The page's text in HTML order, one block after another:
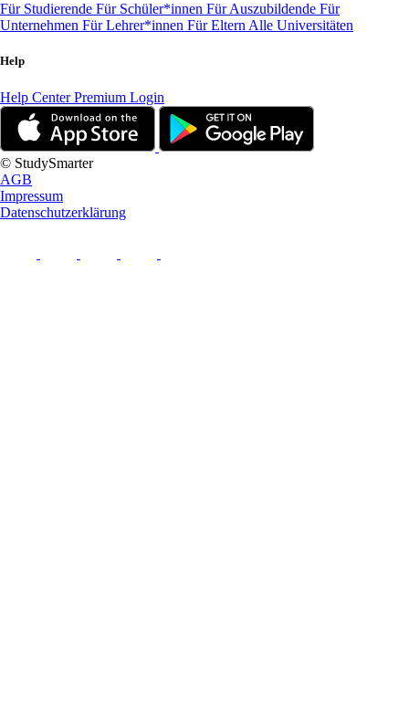
Für Studierende Für Schüler*innen Für Auszubildende Für
Unternehmen Für Lehrer*innen Für Eltern Alle Universitäten
Help
Help CenterPremium Login
© StudySmarter
AGB
Impressum
Datenschutzerklärung